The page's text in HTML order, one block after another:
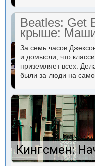
Beatles: Get
крыше:
За семь часов
и домысли, что
приземляет всех.
были за люди на
Кингсмен: